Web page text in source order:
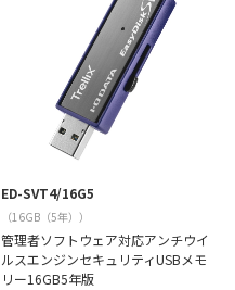
ED-SVT4/16G5
（16GB（5年））
管理者ソフトウェア対応アンチウイ
ルスエンジンセキュリティUSBメモ
リー16GB5年版